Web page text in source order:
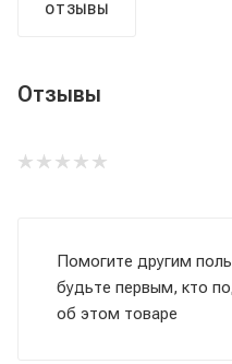
ОТЗЫВЫ
Отзывы
Помогите другим
будьте первым, кто
об этом товаре